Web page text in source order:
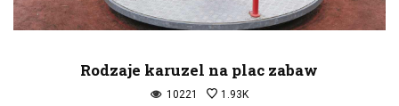
Rodzaje karuzel na plac zabaw
10221 1.93K